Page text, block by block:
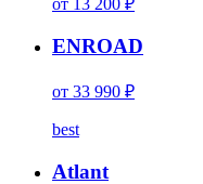
ENROAD
от 33 990 ₽
best
Atlant